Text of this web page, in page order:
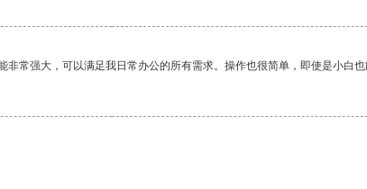
常强大，可以满足我日常办公的所有需求。操作也很简单，即使是小白也